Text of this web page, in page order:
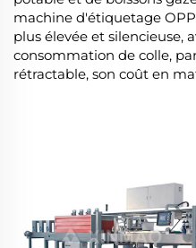
machine d'étiquetage
plus élevée et silencieuse,
consommation de colle,
rétractable, son coût en